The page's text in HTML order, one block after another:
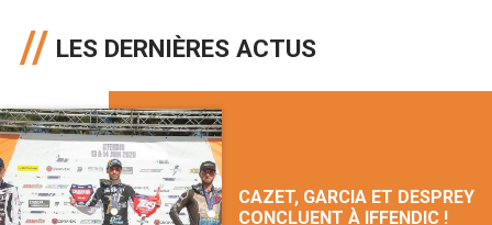
LES DERNIÈRES ACTUS
CAZET, GARCIA ET DESPREY
CONCLUENT À IFFENDIC !